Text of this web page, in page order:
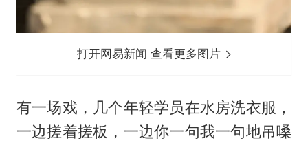
打开网易新闻 查看更多图片
有一场戏，几个年轻学员在水房洗衣服，
一边搓着搓板，一边你一句我一句地吊嗓